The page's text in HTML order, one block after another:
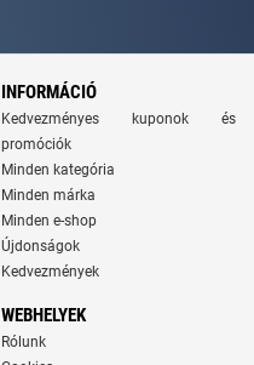
INFORMÁCIÓ
Kedvezményes kuponok és
promóciók
Minden kategória
Minden márka
Minden e-shop
Újdonságok
Kedvezmények
WEBHELYEK
Rólunk